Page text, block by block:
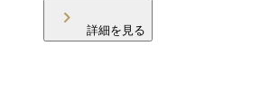
詳細を見る